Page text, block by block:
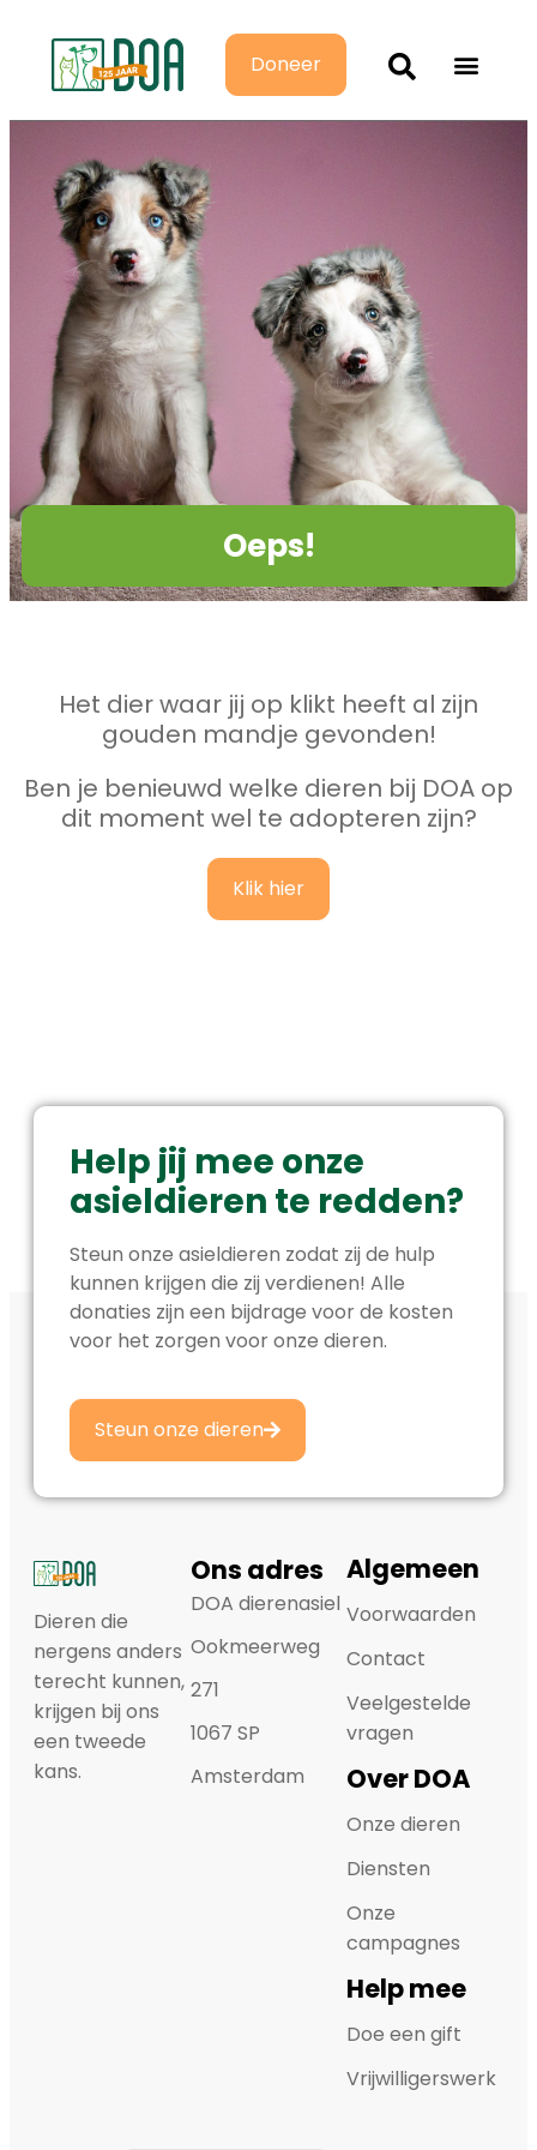
Doneer
Oeps!
Het dier waar jij op klikt heeft al zijn
gouden mandje gevonden!
Ben je benieuwd welke dieren bij DOA op
dit moment wel te adopteren zijn?
Klik hier
Help jij mee onze
asieldieren te redden?
Steun onze asieldieren zodat zij de hulp
kunnen krijgen die zij verdienen! Alle
donaties zijn een bijdrage voor de kosten
voor het zorgen voor onze dieren.
Steun onze dieren
Dieren die
nergens anders
terecht kunnen,
krijgen bij ons
een tweede
kans.
Ons adres
DOA dierenasiel
Ookmeerweg
271
1067 SP
Amsterdam
Algemeen
Voorwaarden
Contact
Veelgestelde
vragen
Over DOA
Onze dieren
Diensten
Onze
campagnes
Help mee
Doe een gift
Vrijwilligerswerk